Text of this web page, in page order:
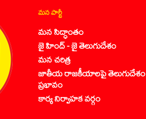
మన పార్టీ
మన సిద్ధాంతం
జై హింద్ - జై తెలుగుదేశం
మన చరిత్ర
జాతీయ రాజకీయాలపై తెలుగుదేశం
ప్రభావం
కార్య నిర్వాహక వర్గం